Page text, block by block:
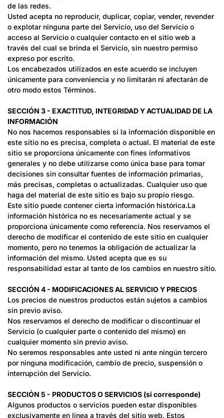
de las redes.
Usted acepta no reproducir, duplicar, copiar, vender, revender
o explotar ninguna parte del Servicio, uso del Servicio o
acceso al Servicio o cualquier contacto en el sitio web a
través del cual se brinda el Servicio, sin nuestro permiso
expreso por escrito.
Los encabezados utilizados en este acuerdo se incluyen
únicamente para conveniencia y no limitarán ni afectarán de
otro modo estos Términos.
SECCIÓN 3 - EXACTITUD, INTEGRIDAD Y ACTUALIDAD DE LA
INFORMACIÓN
No nos hacemos responsables si la información disponible en
este sitio no es precisa, completa o actual. El material de este
sitio se proporciona únicamente con fines informativos
generales y no debe utilizarse como única base para tomar
decisiones sin consultar fuentes de información primarias,
más precisas, completas o actualizadas. Cualquier uso que
haga del material de este sitio es bajo su propio riesgo.
Este sitio puede contener cierta información histórica.La
información histórica no es necesariamente actual y se
proporciona únicamente como referencia. Nos reservamos el
derecho de modificar el contenido de este sitio en cualquier
momento, pero no tenemos la obligación de actualizar la
información del mismo. Usted acepta que es su
responsabilidad estar al tanto de los cambios en nuestro sitio.
SECCIÓN 4 - MODIFICACIONES AL SERVICIO Y PRECIOS
Los precios de nuestros productos están sujetos a cambios
sin previo aviso.
Nos reservamos el derecho de modificar o discontinuar el
Servicio (o cualquier parte o contenido del mismo) en
cualquier momento sin previo aviso.
No seremos responsables ante usted ni ante ningún tercero
por ninguna modificación, cambio de precio, suspensión o
interrupción del Servicio.
SECCIÓN 5 - PRODUCTOS O SERVICIOS (si corresponde)
Algunos productos o servicios pueden estar disponibles
exclusivamente en línea a través del sitio web. Estos